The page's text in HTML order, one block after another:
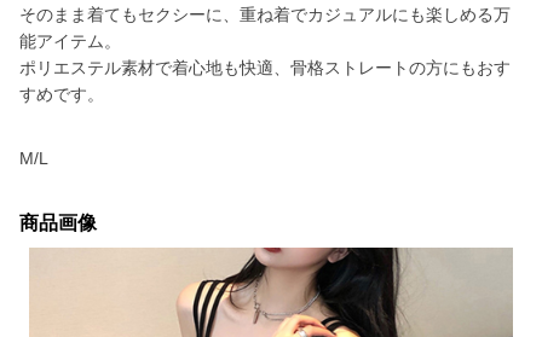
そのまま着てもセクシーに、重ね着でカジュアルにも楽しめる万
能アイテム。
ポリエステル素材で着心地も快適、骨格ストレートの方にもおす
すめです。
M/L
商品画像